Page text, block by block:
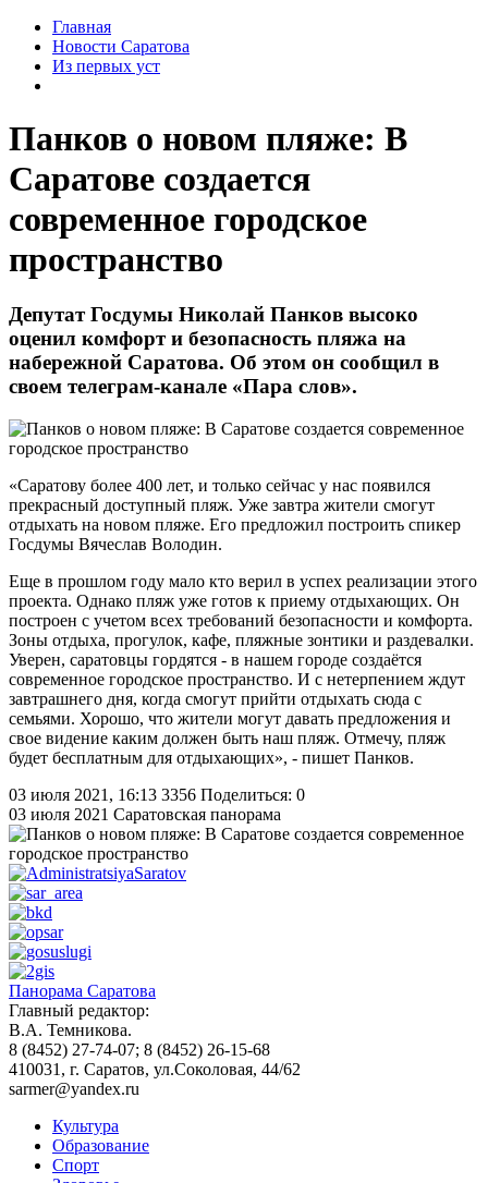
Главная
Новости Саратова
Из пеpвых уст
Панков о новом пляже: В
Саратове создается
современное городское
пространство
Депутат Госдумы Николай Панков высоко
оценил комфорт и безопасность пляжа на
набережной Саратова. Об этом он сообщил в
своем телеграм-канале «Пара слов».
«Саратову более 400 лет, и только сейчас у нас появился
прекрасный доступный пляж. Уже завтра жители смогут
отдыхать на новом пляже. Его предложил построить спикер
Госдумы Вячеслав Володин.
Еще в прошлом году мало кто верил в успех реализации этого
проекта. Однако пляж уже готов к приему отдыхающих. Он
построен с учетом всех требований безопасности и комфорта.
Зоны отдыха, прогулок, кафе, пляжные зонтики и раздевалки.
Уверен, саратовцы гордятся - в нашем городе создаётся
современное городское пространство. И с нетерпением ждут
завтрашнего дня, когда смогут прийти отдыхать сюда с
семьями. Хорошо, что жители могут давать предложения и
свое видение каким должен быть наш пляж. Отмечу, пляж
будет бесплатным для отдыхающих», - пишет Панков.
03 июля 2021, 16:13 3356 Поделиться: 0
03 июля 2021 Саратовская панорама
Панорама Саратова
Главный редактор:
В.А. Темникова.
8 (8452) 27-74-07; 8 (8452) 26-15-68
410031, г. Саратов, ул.Соколовая, 44/62
sarmer@yandex.ru
Культура
Образование
Спорт